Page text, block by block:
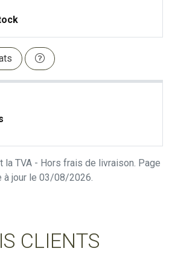
la TVA - Hors frais de livraison. Page
à jour le 03/08/2026.
CLIENTS